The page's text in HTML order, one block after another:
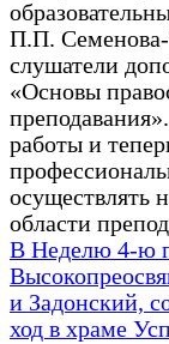
П.П.
слушатели
«Основы
работы и
осуществлять
области
В Неделю 4-ю
и Задонский,
ход в храме